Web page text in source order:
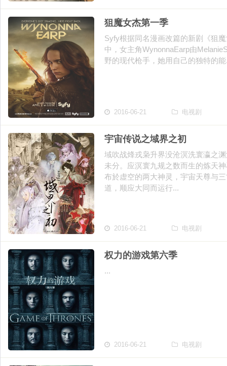
狙魔女杰第一季
Syfy根据同名漫画改篇的新剧《狙
中，女主角WynonnaEarp由
野的现代枪手，她用自己的独特的
2016-06-21 电视剧
宇宙传说之域界之初
域吹战烽戎枭升界没沧溟洗寰瀛之
未分。应溟寰九规之数而生的炼天
布於虚空的两大神灵，宇宙天尊与
道，顺应大同而运行...
2016-06-21 电视剧
权力的游戏第六季
...
2016-06-21 电视剧